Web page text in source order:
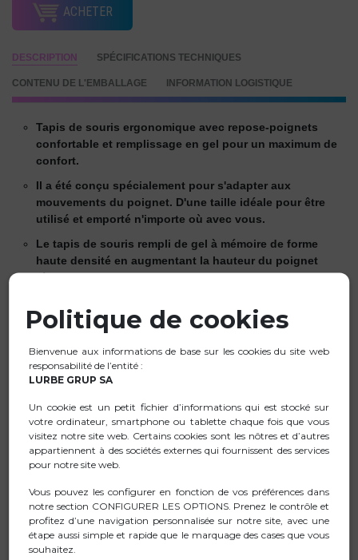
ACHETER
DESCRIPTION SPÉCIFICATIONS TECHNIQUES
CONTENU DE L'EMBALLAGE INFORMATION LOGISTIQUE
Tapis de souris ergonomique avec repose-poignets
confortable et remplissage en gel pour un maximum de
confort.
Il a été conçu spécialement pour s'adapter aux
mouvements du poignet. D'une taille idéale pour être
utilisé et emporté n'importe où avec vous.
Le tapis de souris rempli de gel à mémoire de forme
haute densité en augmentant la hauteur du poignet
réduit ainsi la pression sur la main et le poignet. Pour un
Offre un contrôle précis de la souris avec une excellente
stabilité sur votre bureau.
Fait avec du tissu et une base caoutchoutée en
matériaux durables pour protéger l'environnement.
Le tapis de souris dispose de bordures renforcées pour
éviter l'usure prématurée et pour une utilisation pendant
de longues années sans déformation ou perte de
gomme.
flexible tout en évitant des mauvais mouvements à la
souris.
Facile à entretenir, un simple chiffon imprégné d'eau
permet de le nettoyer.
Politique de cookies
Bienvenue aux informations de base sur les cookies du site web
responsabilité de l’entité :
LURBE GRUP SA
Un cookie est un petit fichier d’informations qui est stocké sur
votre ordinateur, smartphone ou tablette chaque fois que vous
visitez notre site web. Certains cookies sont les nôtres et d’autres
appartiennent à des sociétés externes qui fournissent des services
pour notre site web.
Vous pouvez les configurer en fonction de vos préférences dans
notre section CONFIGURER LES OPTIONS. Prenez le contrôle et
profitez d’une navigation personnalisée sur notre site, avec une
étape aussi simple et rapide que le marquage des cases que vous
souhaitez.